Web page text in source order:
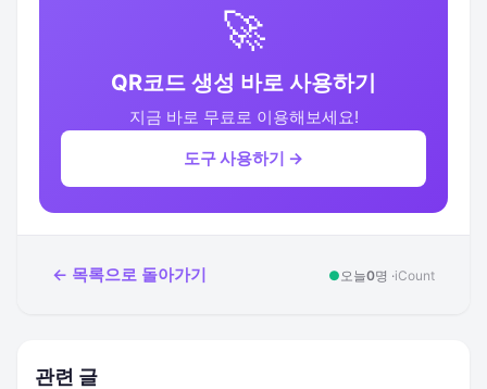
🚀
QR코드 생성 바로 사용하기
지금 바로 무료로 이용해보세요!
도구 사용하기 →
← 목록으로 돌아가기 ● 오늘0명 ·iCount
관련 글